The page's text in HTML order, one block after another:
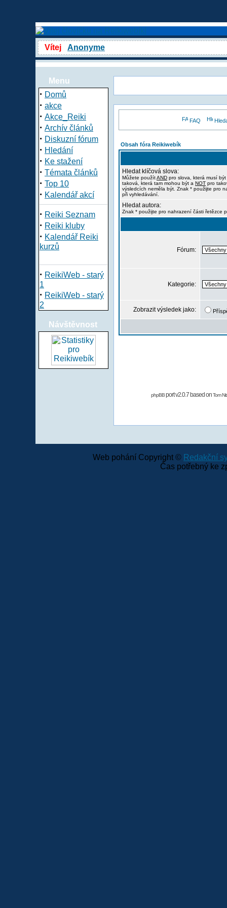
Vítej Anonyme
Menu
· Domů
· akce
· Akce_Reiki
· Archív článků
· Diskuzní fórum
· Hledání
· Ke stažení
· Témata článků
· Top 10
· Kalendář akcí
· Reiki Seznam
· Reiki kluby
· Kalendář Reiki
kurzů
· ReikiWeb - starý
1
· ReikiWeb - starý
2
Návštěvnost
FAQ
Obsah fóra Reikiwebík
Hledat klíčová slova:
Můžete použítAND pro slova, která musí
taková, která tam mohou být a NOT pro
výsledcích neměla být. Znak * použijte pro
při vyhledávání.
Hledat autora:
Znak * použijte pro nahrazení části řetězce
Fórum:
Kategorie:
Zobrazit výsledek jako:
phpBBport v2.0.7 based onTom
Web pohání Copyright © Redakční
Čas potřebný ke